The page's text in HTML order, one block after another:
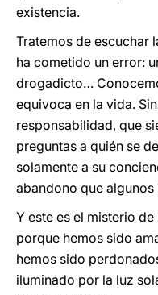
existencia.
Tratemos de escuchar
ha cometido un error:
drogadicto…
equivoca en la vida.
responsabilidad, que
preguntas a quién se
solamente a su
abandono que algunos
Y este es el misterio
porque hemos sido
hemos sido
iluminado por la luz